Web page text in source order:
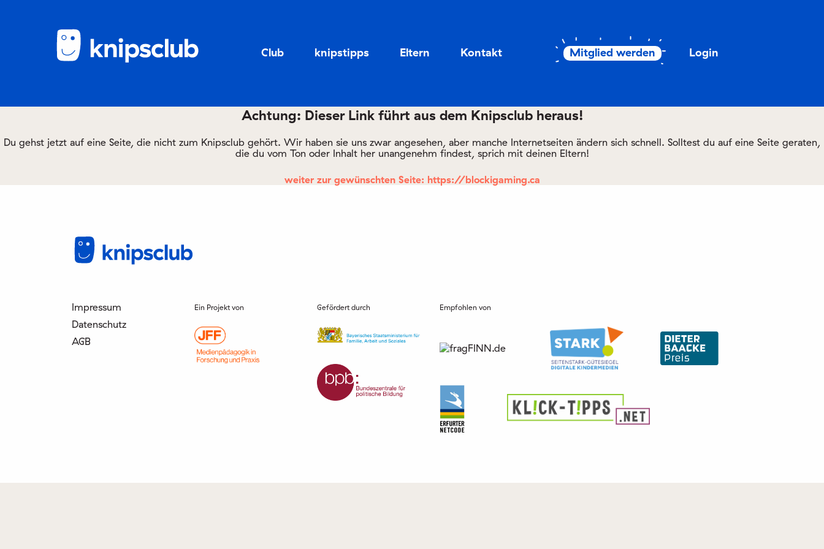
Club knipstipps Eltern Kontakt Mitglied werden Login
Achtung: Dieser Link führt aus dem Knipsclub heraus!
Du gehst jetzt auf eine Seite, die nicht zum Knipsclub gehört. Wir haben sie uns zwar angesehen, aber manche Internetseiten ändern sich schnell. Solltest du auf eine Seite geraten,
die du vom Ton oder Inhalt her unangenehm findest, sprich mit deinen Eltern!
weiter zur gewünschten Seite: https://blockigaming.ca
Impressum
Datenschutz
AGB
Ein Projekt von Gefördert durch Empfohlen von